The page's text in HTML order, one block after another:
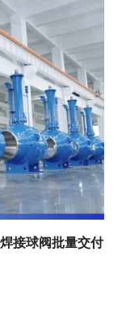
接球阀批量交付